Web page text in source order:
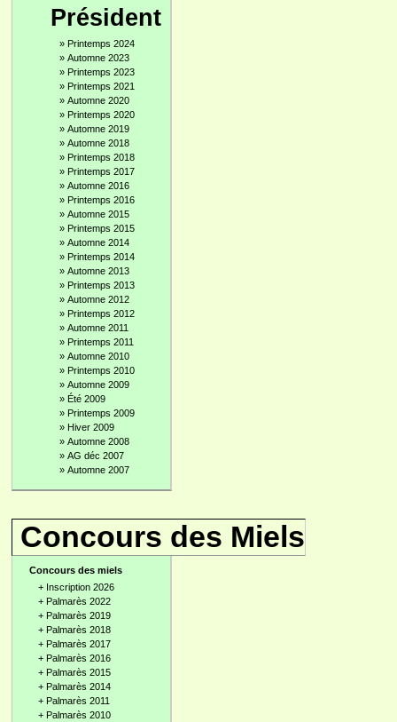
Président
» Printemps 2024
» Automne 2023
» Printemps 2023
» Printemps 2021
» Automne 2020
» Printemps 2020
» Automne 2019
» Automne 2018
» Printemps 2018
» Printemps 2017
» Automne 2016
» Printemps 2016
» Automne 2015
» Printemps 2015
» Automne 2014
» Printemps 2014
» Automne 2013
» Printemps 2013
» Automne 2012
» Printemps 2012
» Automne 2011
» Printemps 2011
» Automne 2010
» Printemps 2010
» Automne 2009
» Été 2009
» Printemps 2009
» Hiver 2009
» Automne 2008
» AG déc 2007
» Automne 2007
Concours des Miels
Concours des miels
+ Inscription 2026
+ Palmarès 2022
+ Palmarès 2019
+ Palmarès 2018
+ Palmarès 2017
+ Palmarès 2016
+ Palmarès 2015
+ Palmarès 2014
+ Palmarès 2011
+ Palmarès 2010